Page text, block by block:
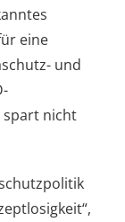
eine
und
spart nicht